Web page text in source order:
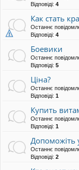
Відповіді: 4
Как стать
Останнє
Відповіді: 4
Боевики
Останнє
Відповіді: 5
Ціна?
Останнє
Відповіді: 1
Купить
Останнє
Відповіді: 1
Допоможіть
Останнє
Відповіді: 2